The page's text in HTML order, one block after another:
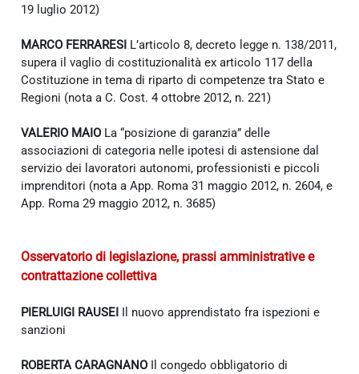
19 luglio 2012)
MARCO FERRARESI L’articolo 8, decreto legge n. 138/2011,
supera il vaglio di costituzionalità ex articolo 117 della
Costituzione in tema di riparto di competenze tra Stato e
Regioni (nota a C. Cost. 4 ottobre 2012, n. 221)
VALERIO MAIO La “posizione di garanzia” delle
associazioni di categoria nelle ipotesi di astensione dal
servizio dei lavoratori autonomi, professionisti e piccoli
imprenditori (nota a App. Roma 31 maggio 2012, n. 2604, e
App. Roma 29 maggio 2012, n. 3685)
Osservatorio di legislazione, prassi amministrative e
contrattazione collettiva
PIERLUIGI RAUSEI Il nuovo apprendistato fra ispezioni e
sanzioni
ROBERTA CARAGNANO Il congedo obbligatorio di